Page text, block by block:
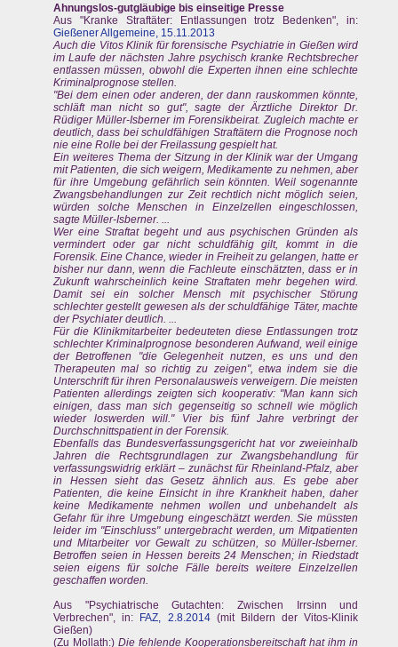
Ahnungslos-gutgläubige bis einseitige Presse
Aus "Kranke Straftäter: Entlassungen trotz Bedenken", in:
Gießener Allgemeine, 15.11.2013
Auch die Vitos Klinik für forensische Psychiatrie in Gießen wird
im Laufe der nächsten Jahre psychisch kranke Rechtsbrecher
entlassen müssen, obwohl die Experten ihnen eine schlechte
Kriminalprognose stellen.
"Bei dem einen oder anderen, der dann rauskommen könnte,
schläft man nicht so gut", sagte der Ärztliche Direktor Dr.
Rüdiger Müller-Isberner im Forensikbeirat. Zugleich machte er
deutlich, dass bei schuldfähigen Straftätern die Prognose noch
nie eine Rolle bei der Freilassung gespielt hat.
Ein weiteres Thema der Sitzung in der Klinik war der Umgang
mit Patienten, die sich weigern, Medikamente zu nehmen, aber
für ihre Umgebung gefährlich sein könnten. Weil sogenannte
Zwangsbehandlungen zur Zeit rechtlich nicht möglich seien,
würden solche Menschen in Einzelzellen eingeschlossen,
sagte Müller-Isberner. ...
Wer eine Straftat begeht und aus psychischen Gründen als
vermindert oder gar nicht schuldfähig gilt, kommt in die
Forensik. Eine Chance, wieder in Freiheit zu gelangen, hatte er
bisher nur dann, wenn die Fachleute einschätzten, dass er in
Zukunft wahrscheinlich keine Straftaten mehr begehen wird.
Damit sei ein solcher Mensch mit psychischer Störung
schlechter gestellt gewesen als der schuldfähige Täter, machte
der Psychiater deutlich. ...
Für die Klinikmitarbeiter bedeuteten diese Entlassungen trotz
schlechter Kriminalprognose besonderen Aufwand, weil einige
der Betroffenen "die Gelegenheit nutzen, es uns und den
Therapeuten mal so richtig zu zeigen", etwa indem sie die
Unterschrift für ihren Personalausweis verweigern. Die meisten
Patienten allerdings zeigten sich kooperativ: "Man kann sich
einigen, dass man sich gegenseitig so schnell wie möglich
wieder loswerden will." Vier bis fünf Jahre verbringt der
Durchschnittspatient in der Forensik.
Ebenfalls das Bundesverfassungsgericht hat vor zweieinhalb
Jahren die Rechtsgrundlagen zur Zwangsbehandlung für
verfassungswidrig erklärt – zunächst für Rheinland-Pfalz, aber
in Hessen sieht das Gesetz ähnlich aus. Es gebe aber
Patienten, die keine Einsicht in ihre Krankheit haben, daher
keine Medikamente nehmen wollen und unbehandelt als
Gefahr für ihre Umgebung eingeschätzt werden. Sie müssten
leider im "Einschluss" untergebracht werden, um Mitpatienten
und Mitarbeiter vor Gewalt zu schützen, so Müller-Isberner.
Betroffen seien in Hessen bereits 24 Menschen; in Riedstadt
seien eigens für solche Fälle bereits weitere Einzelzellen
geschaffen worden.
Aus "Psychiatrische Gutachten: Zwischen Irrsinn und
Verbrechen", in: FAZ, 2.8.2014(mit Bildern der Vitos-Klinik
Gießen)
(Zu Mollath:)Die fehlende Kooperationsbereitschaft hat ihm in